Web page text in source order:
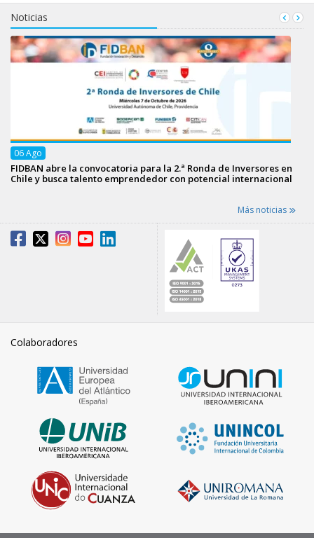
Noticias
06Ago
FIDBAN abre la convocatoria para la 2.ª Ronda de Inversores en
Chile y busca talento emprendedor con potencial internacional
Más noticias
Colaboradores